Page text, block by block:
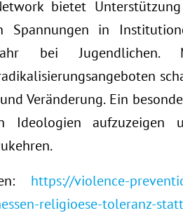
bietet
in
bei Jugendlichen.
Veränderung. Ein
Ideologien aufzuzeigen
https://violence-
religioese-toleranz-